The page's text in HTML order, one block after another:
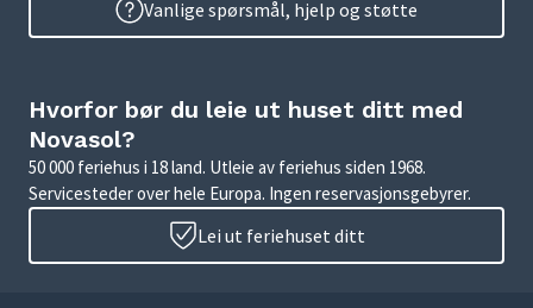
Vanlige spørsmål, hjelp og støtte
Hvorfor bør du leie ut huset ditt med
Novasol?
50 000 feriehus i 18 land. Utleie av feriehus siden 1968.
Servicesteder over hele Europa. Ingen reservasjonsgebyrer.
Lei ut feriehuset ditt